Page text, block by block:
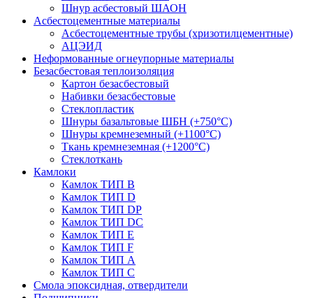
Шнур асбестовый ШАОН
Асбестоцементные материалы
Асбестоцементные трубы (хризотилцементные)
АЦЭИД
Неформованные огнеупорные материалы
Безасбестовая теплоизоляция
Картон безасбестовый
Набивки безасбестовые
Стеклопластик
Шнуры базальтовые ШБН (+750°С)
Шнуры кремнеземный (+1100°С)
Ткань кремнеземная (+1200°С)
Стеклоткань
Камлоки
Камлок ТИП B
Камлок ТИП D
Камлок ТИП DP
Камлок ТИП DС
Камлок ТИП E
Камлок ТИП F
Камлок ТИП А
Камлок ТИП С
Смола эпоксидная, отвердители